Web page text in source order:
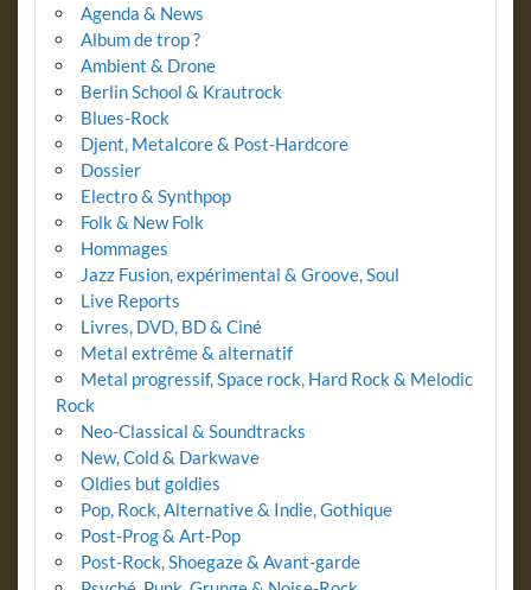
Agenda & News
Album de trop ?
Ambient & Drone
Berlin School & Krautrock
Blues-Rock
Djent, Metalcore & Post-Hardcore
Dossier
Electro & Synthpop
Folk & New Folk
Hommages
Jazz Fusion, expérimental & Groove, Soul
Live Reports
Livres, DVD, BD & Ciné
Metal extrême & alternatif
Metal progressif, Space rock, Hard Rock & Melodic
Rock
Neo-Classical & Soundtracks
New, Cold & Darkwave
Oldies but goldies
Pop, Rock, Alternative & Indie, Gothique
Post-Prog & Art-Pop
Post-Rock, Shoegaze & Avant-garde